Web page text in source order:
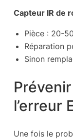
Capteur IR de
Pièce : 20-
Réparation
Sinon
l’erreur
Une fois le